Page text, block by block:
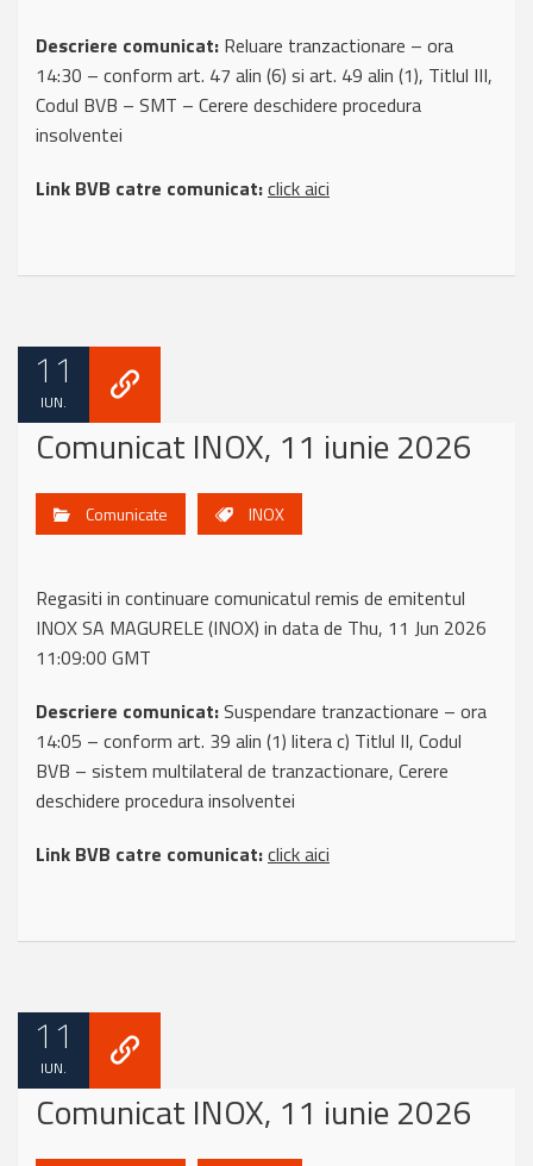
Descriere comunicat: Reluare tranzactionare – ora
14:30 – conform art. 47 alin (6) si art. 49 alin (1), Titlul III,
Codul BVB – SMT – Cerere deschidere procedura
insolventei
Link BVB catre comunicat:click aici
11
IUN.
Comunicat INOX, 11 iunie 2026
Comunicate INOX
Regasiti in continuare comunicatul remis de emitentul
INOX SA MAGURELE (INOX) in data de Thu, 11 Jun 2026
11:09:00 GMT
Descriere comunicat:Suspendare tranzactionare – ora
14:05 – conform art. 39 alin (1) litera c) Titlul II, Codul
BVB – sistem multilateral de tranzactionare, Cerere
deschidere procedura insolventei
Link BVB catre comunicat:click aici
11
IUN.
Comunicat INOX, 11 iunie 2026